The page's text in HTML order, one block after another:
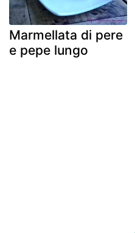
Marmellata di pere
e pepe lungo